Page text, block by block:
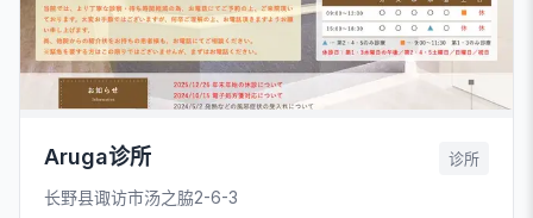
Aruga诊所 诊所
长野县诹访市汤之脇2-6-3